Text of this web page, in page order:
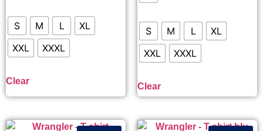
S M L
XL
XXL
XXXL
Clear
S M L
XL
XXL
XXXL
Clear